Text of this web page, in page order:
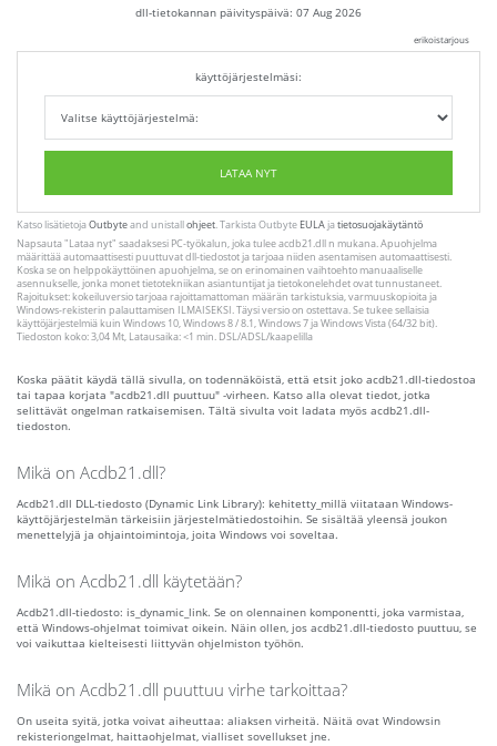
dll-tietokannan päivityspäivä: 07 Aug 2026
erikoistarjous
käyttöjärjestelmäsi:
LATAA NYT
Katso lisätietojaOutbyteand unistallohjeet. Tarkista Outbyte EULAjatietosuojakäytäntö
Napsauta"Lataa nyt" saadaksesi PC-työkalun, joka tulee acdb21.dll n mukana. Apuohjelma
määrittää automaattisesti puuttuvat dll-tiedostot ja tarjoaa niiden asentamisen automaattisesti.
Koska se on helppokäyttöinen apuohjelma, se on erinomainen vaihtoehto manuaaliselle
asennukselle, jonka monet tietotekniikan asiantuntijat ja tietokonelehdet ovat tunnustaneet.
Rajoitukset: kokeiluversio tarjoaa rajoittamattoman määrän tarkistuksia, varmuuskopioita ja
Windows-rekisterin palauttamisen ILMAISEKSI. Täysi versio on ostettava. Se tukee sellaisia ​​
käyttöjärjestelmiä kuin Windows 10, Windows 8 / 8.1, Windows 7 ja Windows Vista (64/32 bit).
Tiedoston koko: 3,04 Mt, Latausaika: <1 min. DSL/ADSL/kaapelilla
Koska päätit käydä tällä sivulla, on todennäköistä, että etsit joko acdb21.dll-tiedostoa
tai tapaa korjata "acdb21.dll puuttuu" -virheen. Katso alla olevat tiedot, jotka
selittävät ongelman ratkaisemisen. Tältä sivulta voit ladata myös acdb21.dll-
tiedoston.
Mikä on Acdb21.dll?
Acdb21.dll DLL-tiedosto (Dynamic Link Library): kehitetty_millä viitataan Windows-
käyttöjärjestelmän tärkeisiin järjestelmätiedostoihin. Se sisältää yleensä joukon
menettelyjä ja ohjaintoimintoja, joita Windows voi soveltaa.
Mikä on Acdb21.dll käytetään?
Acdb21.dll-tiedosto: is_dynamic_link. Se on olennainen komponentti, joka varmistaa,
että Windows-ohjelmat toimivat oikein. Näin ollen, jos acdb21.dll-tiedosto puuttuu, se
voi vaikuttaa kielteisesti liittyvän ohjelmiston työhön.
Mikä on Acdb21.dll puuttuu virhe tarkoittaa?
On useita syitä, jotka voivat aiheuttaa: aliaksen virheitä. Näitä ovat Windowsin
rekisteriongelmat, haittaohjelmat, vialliset sovellukset jne.